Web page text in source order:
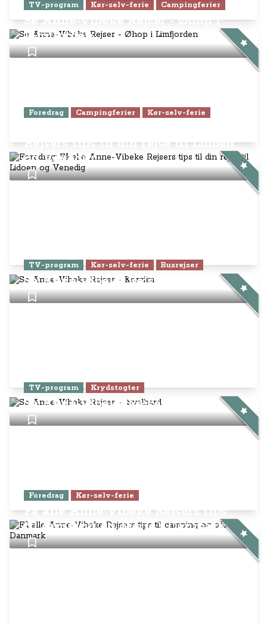
TV-program Kør-selv-ferie Campingferier
Se Anne-Vibeke Rejser - Øhop i
Limfjorden
Foredrag Campingferier Kør-selv-ferie
Rejsers tips til din rejse til Lidoen
og Venedig
TV-program Kør-selv-ferie Busrejser
Se Anne-Vibeke Rejser - Korsika
TV-program Krydstogter
Se Anne-Vibeke Rejser – Svalbard
Foredrag Kør-selv-ferie
Få alle Anne-Vibeke Rejsers tips
til camping og øferie i Danmark